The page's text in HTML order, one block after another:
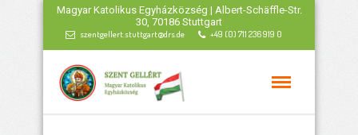
Magyar Katolikus Egyházközség | Albert-Schäffle-Str.
30, 70186 Stuttgart
szentgellert.stuttgart@drs.de +49 (0) 711 236 919 0